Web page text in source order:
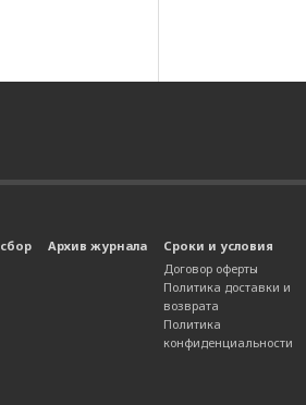
Архив журнала
Сроки и условия
Договор оферты
Политика доставки и
возврата
Политика
конфиденциальности